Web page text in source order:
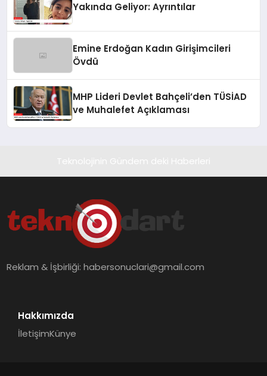
Yakında Geliyor: Ayrıntılar
Emine Erdoğan Kadın Girişimcileri
Övdü
MHP Lideri Devlet Bahçeli’den TÜSİAD
ve Muhalefet Açıklaması
Reklam & İşbirliği:habersonuclari@gmail.com
Hakkımızda
İletişimKünye